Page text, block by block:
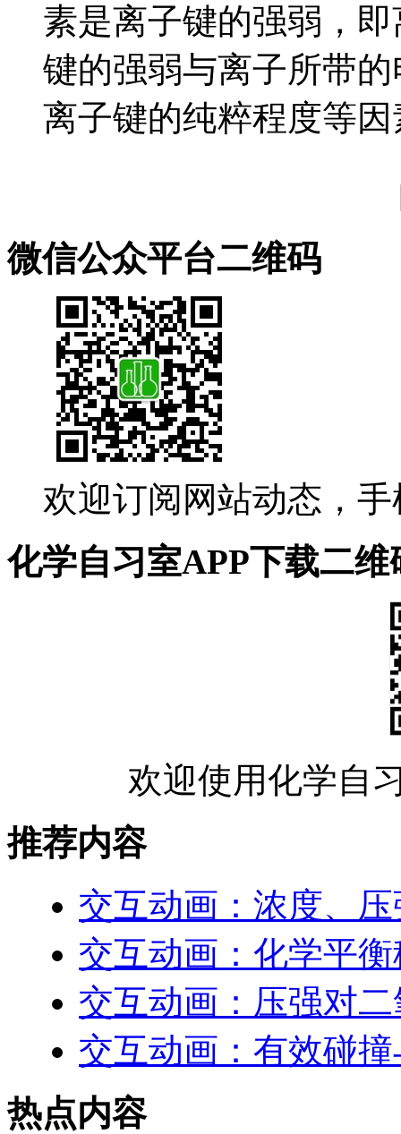
素是离子键的强弱，
键的强弱与离子所带
离子键的纯粹程度等
微信公众平台二维码
欢迎订阅网站动态，
化学自习室APP下载二维
欢迎使用化学自
推荐内容
交互动画：浓度、
交互动画：化学平
交互动画：压强对
交互动画：有效碰
热点内容